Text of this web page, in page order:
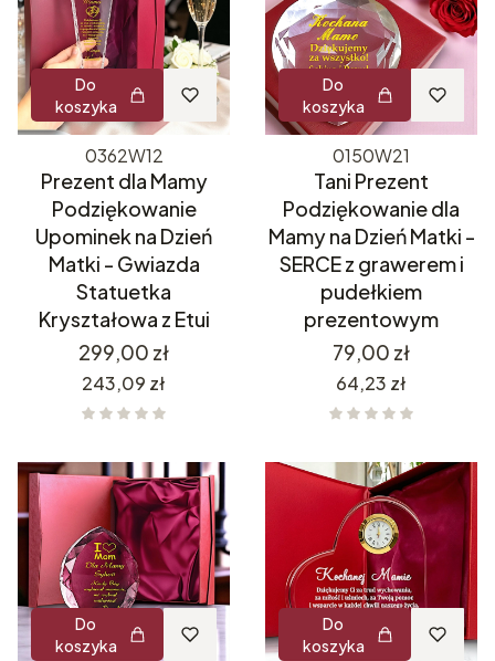
Do
koszyka
0362W12
Prezent dla Mamy
Podziękowanie
Upominek na Dzień
Matki - Gwiazda
Statuetka
Kryształowa z Etui
Cena
299,00 zł
Cena
243,09 zł
Do
koszyka
0150W21
Tani Prezent
Podziękowanie dla
Mamy na Dzień Matki -
SERCE z grawerem i
pudełkiem
prezentowym
Cena
79,00 zł
Cena
64,23 zł
Do
koszyka
Do
koszyka